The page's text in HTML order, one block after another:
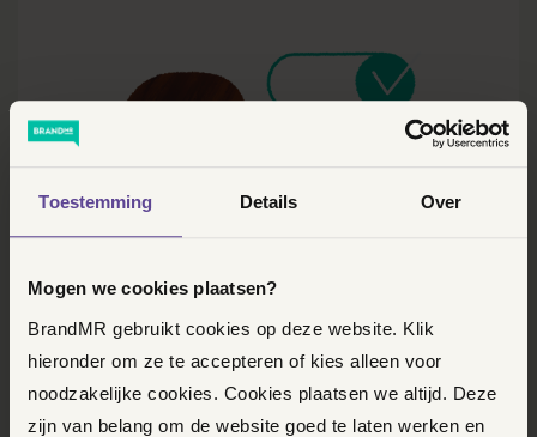
Toestemming Details Over
Mogen we cookies plaatsen?
BrandMR gebruikt cookies op deze website. Klik
hieronder om ze te accepteren of kies alleen voor
noodzakelijke cookies. Cookies plaatsen we altijd. Deze
zijn van belang om de website goed te laten werken en